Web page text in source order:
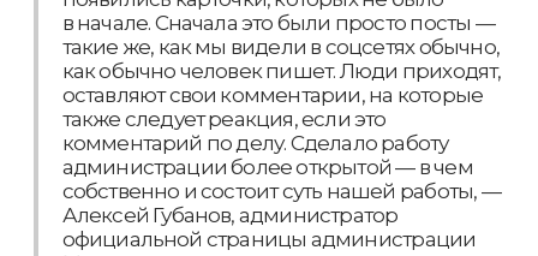
в начале. Сначала это были просто посты —
такие же, как мы видели в соцсетях обычно,
как обычно человек пишет. Люди приходят,
оставляют свои комментарии, на которые
также следует реакция, если это
комментарий по делу. Сделало работу
администрации более открытой — в чем
собственно и состоит суть нашей работы, —
Алексей Губанов, администратор
официальной страницы администрации